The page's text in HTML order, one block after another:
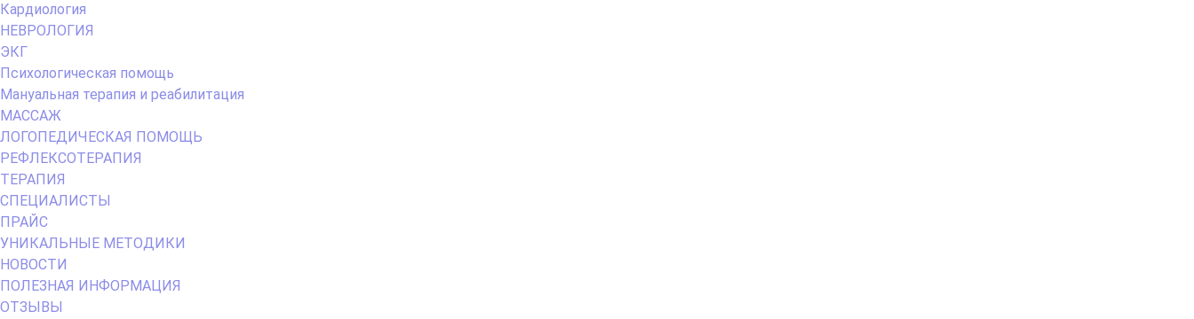
Кардиология
НЕВРОЛОГИЯ
ЭКГ
Психологическая помощь
Мануальная терапия и реабилитация
МАССАЖ
ЛОГОПЕДИЧЕСКАЯ ПОМОЩЬ
РЕФЛЕКСОТЕРАПИЯ
ТЕРАПИЯ
СПЕЦИАЛИСТЫ
ПРАЙС
УНИКАЛЬНЫЕ МЕТОДИКИ
НОВОСТИ
ПОЛЕЗНАЯ ИНФОРМАЦИЯ
ОТЗЫВЫ